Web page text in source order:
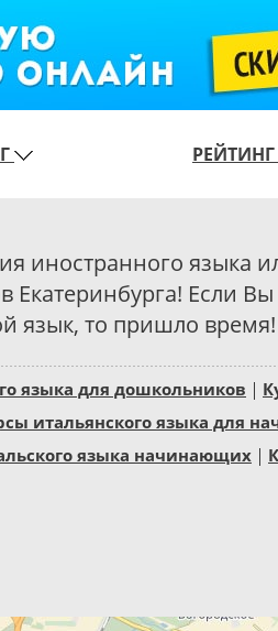
иностранного
Если
то пришло время!
языка для дошкольников
итальянского языка для
языка начинающих